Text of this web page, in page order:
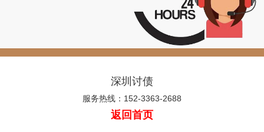
深圳讨债
服务热线：152-3363-2688
返回首页